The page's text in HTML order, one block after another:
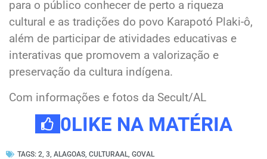
para o público conhecer de perto a riqueza
cultural e as tradições do povo Karapotó Plaki-ô,
além de participar de atividades educativas e
interativas que promovem a valorização e
preservação da cultura indígena.
Com informações e fotos da Secult/AL
0LIKE NA MATÉRIA
TAGS: 2, 3, ALAGOAS, CULTURAAL, GOVAL